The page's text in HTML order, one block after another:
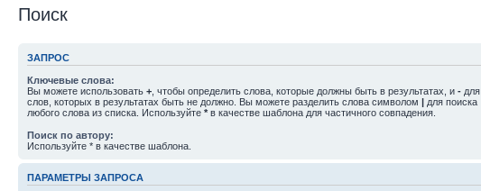
Поиск
ЗАПРОС
Ключевые слова:
Вы можете использовать + , чтобы определить слова, которые должны быть в результатах, и - для
слов, которых в результатах быть не должно. Вы можете разделить слова символом | для поиска
любого слова из списка. Используйте * в качестве шаблона для частичного совпадения.
Поиск по автору:
Используйте * в качестве шаблона.
ПАРАМЕТРЫ ЗАПРОСА